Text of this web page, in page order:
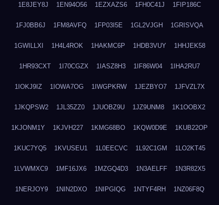
1E8JEY8J 1EN94O56 1EZXAZS6 1FH0C41J 1FIP186C
1FJ0BB6J 1FM8AVFQ 1FP03I5E 1GL2VJGH 1GRISVQA
1GWILLXI 1H4L4ROK 1HAKMC6P 1HDB3VUY 1HHJEK58
1HR93CXT 1I70CGZX 1IASZ8H3 1IF86W04 1IHA2RU7
1IOKJ9IZ 1IOWA7OG 1IWGPKRW 1JEZBYO7 1JFVZL7X
1JKQPSW2 1JL35ZZ0 1JUOBZ9U 1JZ9UNM8 1K1OOBX2
1KJONM1Y 1KJVH227 1KMG68BO 1KQW0D9E 1KUB22OP
1KUC7YQ5 1KVUSEU1 1L0EECVC 1L92C1GM 1LO2KT45
1LVWMXC9 1MF16JX6 1MZGQ4D3 1N3AELFF 1N3R82X5
1NERJOY9 1NIN2DXO 1NIPGIQG 1NTYF4RH 1NZ06F8Q